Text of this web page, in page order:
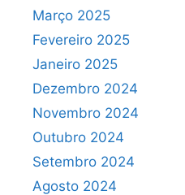
Março 2025
Fevereiro 2025
Janeiro 2025
Dezembro 2024
Novembro 2024
Outubro 2024
Setembro 2024
Agosto 2024